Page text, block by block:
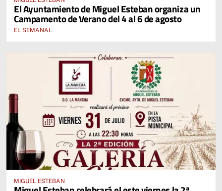
El Ayuntamiento de Miguel Esteban organiza un
Campamento de Verano del 4 al 6 de agosto
EL SEMANAL
MIGUEL ESTEBAN